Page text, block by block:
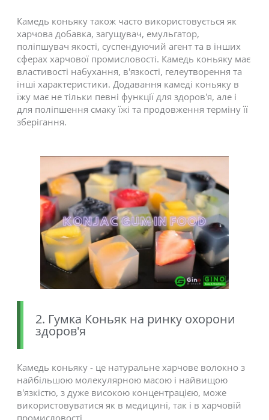
Камедь коньяку також часто використовується як
харчова добавка, загущувач, емульгатор,
поліпшувач якості, суспендуючий агент та в інших
сферах харчової промисловості. Камедь коньяку має
властивості набухання, в'язкості, гелеутворення та
інші характеристики. Додавання камеді коньяку в
їжу має не тільки певні функції для здоров'я, але і
для поліпшення смаку їжі та продовження терміну її
зберігання.
2. Гумка Коньяк на ринку охорони
здоров'я
Камедь коньяку - це натуральне харчове волокно з
найбільшою молекулярною масою і найвищою
в'язкістю, з дуже високою концентрацією, може
використовуватися як в медицині, так і в харчовій